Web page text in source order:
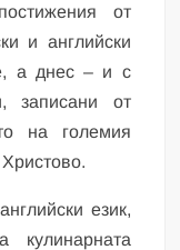
от
и английски
а днес – и с
записани от
на големия
език,